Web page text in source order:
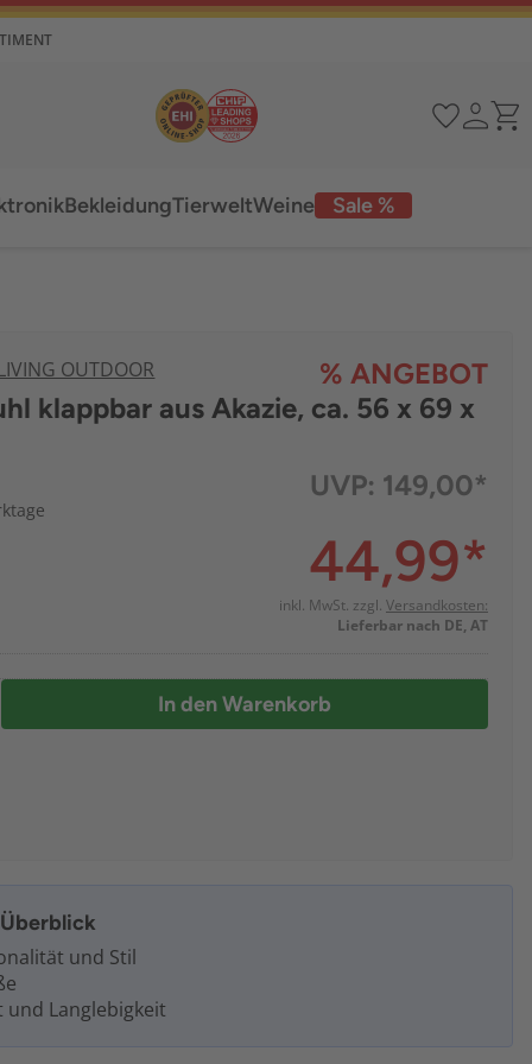
Sale %
BekleidungTierweltWeine
OUTDOOR
% ANGEBOT
klappbar aus Akazie, ca. 56 x 69 x
UVP: 149,00*
44,99*
inkl. MwSt. zzgl. Versandkosten:
Lieferbar nach DE, AT
In den Warenkorb
und Stil
und Langlebigkeit